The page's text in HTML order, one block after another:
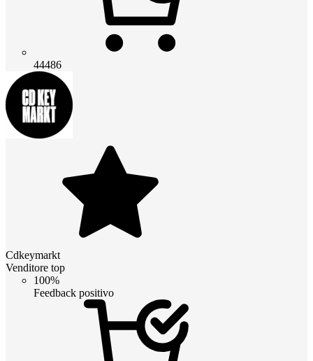
44486
Cdkeymarkt
Venditore top
100%
Feedback positivo